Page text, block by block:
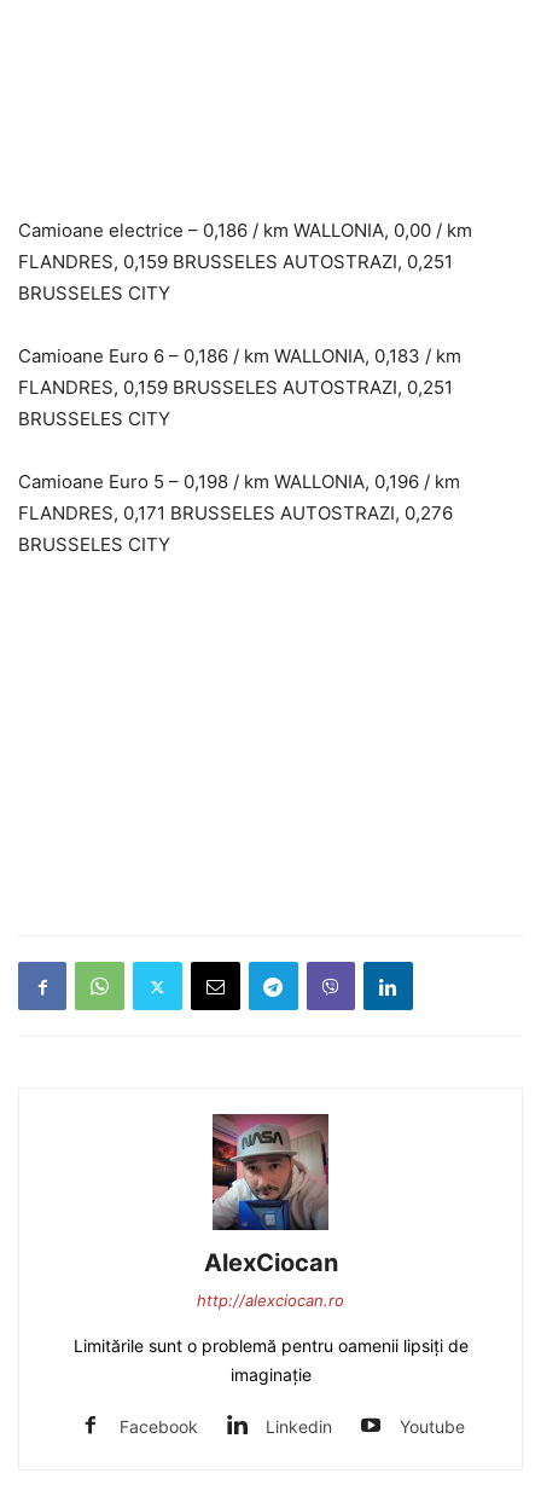
Camioane electrice – 0,186 / km WALLONIA, 0,00 / km
FLANDRES, 0,159 BRUSSELES AUTOSTRAZI, 0,251
BRUSSELES CITY
Camioane Euro 6 – 0,186 / km WALLONIA, 0,183 / km
FLANDRES, 0,159 BRUSSELES AUTOSTRAZI, 0,251
BRUSSELES CITY
Camioane Euro 5 – 0,198 / km WALLONIA, 0,196 / km
FLANDRES, 0,171 BRUSSELES AUTOSTRAZI, 0,276
BRUSSELES CITY
AlexCiocan
http://alexciocan.ro
Limitările sunt o problemă pentru oamenii lipsiți de
imaginație
Facebook Linkedin Youtube